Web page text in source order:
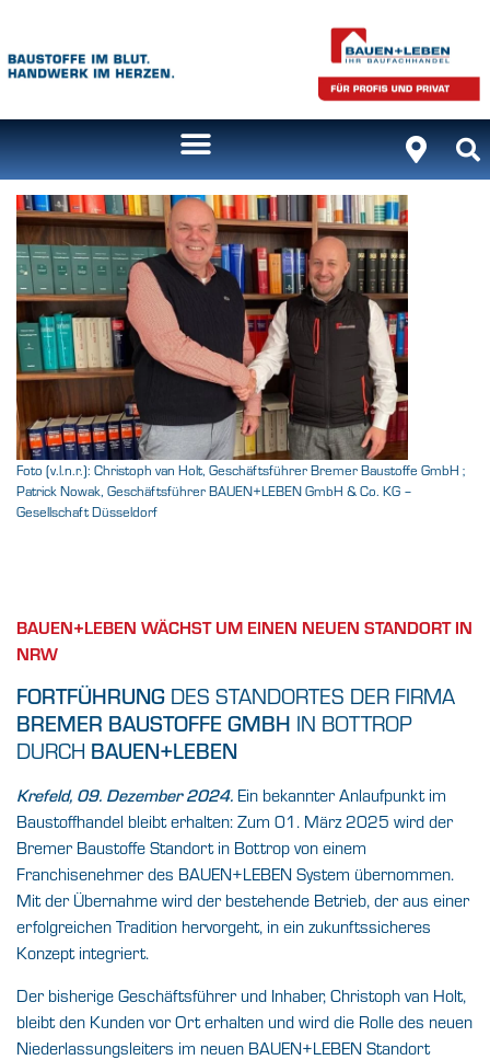
Foto (v.l.n.r.): Christoph van Holt, Geschäftsführer Bremer Baustoffe GmbH ;
Patrick Nowak, Geschäftsführer BAUEN+LEBEN GmbH & Co. KG –
Gesellschaft Düsseldorf
BAUEN+LEBEN WÄCHST UM EINEN NEUEN STANDORT IN
NRW
FORTFÜHRUNG DES STANDORTES DER FIRMA
BREMER BAUSTOFFE GMBH IN BOTTROP
DURCH BAUEN+LEBEN
Krefeld, 09. Dezember 2024. Ein bekannter Anlaufpunkt im
Baustoffhandel bleibt erhalten: Zum 01. März 2025 wird der
Bremer Baustoffe Standort in Bottrop von einem
Franchisenehmer des BAUEN+LEBEN System übernommen.
Mit der Übernahme wird der bestehende Betrieb, der aus einer
erfolgreichen Tradition hervorgeht, in ein zukunftssicheres
Konzept integriert.
Der bisherige Geschäftsführer und Inhaber, Christoph van Holt,
bleibt den Kunden vor Ort erhalten und wird die Rolle des neuen
Niederlassungsleiters im neuen BAUEN+LEBEN Standort